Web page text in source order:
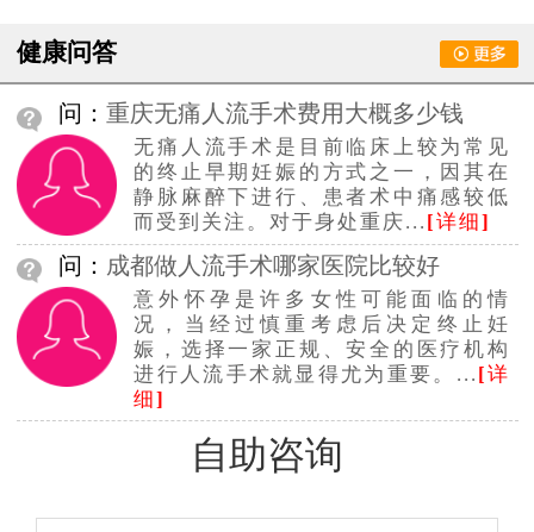
健康问答
问： 重庆无痛人流手术费用大概多少钱
无痛人流手术是目前临床上较为常见
的终止早期妊娠的方式之一，因其在
静脉麻醉下进行、患者术中痛感较低
而受到关注。对于身处重庆... [详细]
问： 成都做人流手术哪家医院比较好
意外怀孕是许多女性可能面临的情
况，当经过慎重考虑后决定终止妊
娠，选择一家正规、安全的医疗机构
进行人流手术就显得尤为重要。... [详
细]
自助咨询